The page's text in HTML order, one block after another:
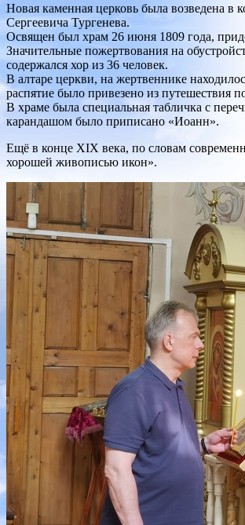
Новая каменная церковь была возведена
Сергеевича Тургенева.
Освящен был храм 26 июня 1809 года,
Значительные пожертвования на
содержался хор из 36 человек.
В алтаре церкви, на жертвеннике
распятие было привезено из путешествия
В храме была специальная табличка с
карандашом было приписано «Иоанн».
Ещё в конце XIX века, по словам
хорошей живописью икон».